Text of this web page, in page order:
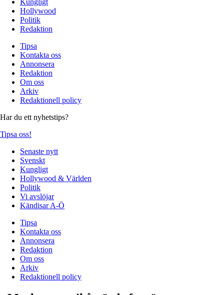
Kungligt
Hollywood
Politik
Redaktion
Tipsa
Kontakta oss
Annonsera
Redaktion
Om oss
Arkiv
Redaktionell policy
Har du ett nyhetstips?
Tipsa oss!
Senaste nytt
Svenskt
Kungligt
Hollywood & Världen
Politik
Vi avslöjar
Kändisar A-Ö
Tipsa
Kontakta oss
Annonsera
Redaktion
Om oss
Arkiv
Redaktionell policy